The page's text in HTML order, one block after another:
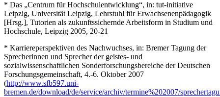
* Das „Centrum für Hochschulentwicklung“, in: tut-initiative
Leipzig, Universität Leipzig, Lehrstuhl für Erwachsenenpädagogik
[Hrsg.], Tutorien als zukunftssichernde Arbeitsform in Studium und
Hochschule, Leipzig 2005, 20-21
* Karriereperspektiven des Nachwuchses, in: Bremer Tagung der
Sprecherinnen und Sprecher der geistes- und
sozialwissenschaftlichen Sonderforschungsbereiche der Deutschen
Forschungsgemeinschaft, 4.-6. Oktober 2007
(http://www.sfb597.uni-
bremen.de/download/de/service/archiv/termine%202007/